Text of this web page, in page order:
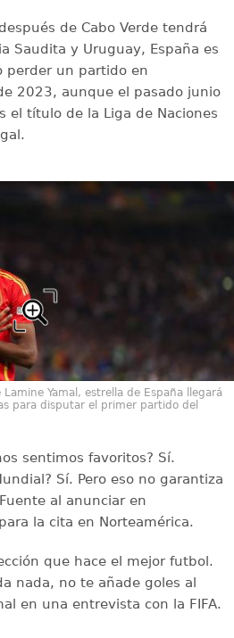
de Cabo Verde tendrá
Saudita y Uruguay, España es
perder un partido en
2023, aunque el pasado junio
el título de la Liga de Naciones
Yamal, estrella de España llegará
para disputar el primer partido del
sentimos favoritos? Sí.
Sí. Pero eso no garantiza
al anunciar en
la cita en Norteamérica.
que hace el mejor futbol.
nada, no te añade goles al
en una entrevista con la FIFA.